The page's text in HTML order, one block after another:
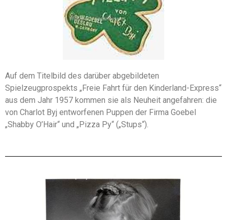
Auf dem Titelbild des darüber abgebildeten
Spielzeugprospekts „Freie Fahrt für den Kinderland-Express“
aus dem Jahr 1957 kommen sie als Neuheit angefahren: die
von Charlot Byj entworfenen Puppen der Firma Goebel
„Shabby O’Hair“ und „Pizza Py“ („Stups“).